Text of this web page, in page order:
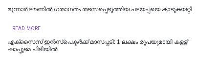
മൂന്നാർ ടൗണിൽ ഗതാഗതം തടസപ്പെടുത്തിയ പടയപ്പയെ കാടുകയറ്റി
READ MORE
എക്സൈസ് ഇൻസ്‌പെക്ടർക്ക് മാസപ്പടി: 1 ലക്ഷം രൂപയുമായി കള്ള്
ഷാപ്പുടമ പിടിയിൽ